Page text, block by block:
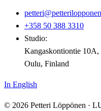
+358 50 388 3310
Studio:
Kangaskontiontie 10A,
Oulu, Finland
In English
© 2026 Petteri Löppönen ·